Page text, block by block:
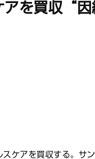
アを買収“
ケアを買収する。サ